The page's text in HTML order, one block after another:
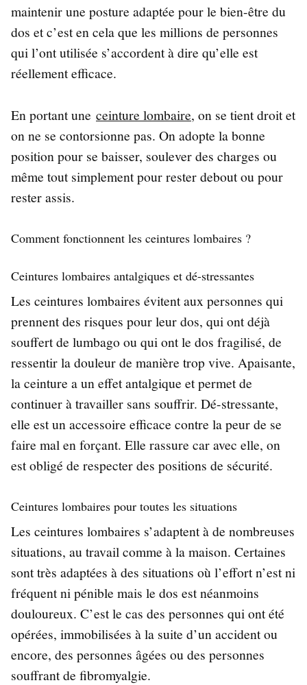
maintenir une posture adaptée pour le bien-être du
dos et c’est en cela que les millions de personnes
qui l’ont utilisée s’accordent à dire qu’elle est
réellement efficace.
En portant une ceinture lombaire, on se tient droit et
on ne se contorsionne pas. On adopte la bonne
position pour se baisser, soulever des charges ou
même tout simplement pour rester debout ou pour
rester assis.
Comment fonctionnent les ceintures lombaires ?
Ceintures lombaires antalgiques et dé-stressantes
Les ceintures lombaires évitent aux personnes qui
prennent des risques pour leur dos, qui ont déjà
souffert de lumbago ou qui ont le dos fragilisé, de
ressentir la douleur de manière trop vive. Apaisante,
la ceinture a un effet antalgique et permet de
continuer à travailler sans souffrir. Dé-stressante,
elle est un accessoire efficace contre la peur de se
faire mal en forçant. Elle rassure car avec elle, on
est obligé de respecter des positions de sécurité.
Ceintures lombaires pour toutes les situations
Les ceintures lombaires s’adaptent à de nombreuses
situations, au travail comme à la maison. Certaines
sont très adaptées à des situations où l’effort n’est ni
fréquent ni pénible mais le dos est néanmoins
douloureux. C’est le cas des personnes qui ont été
opérées, immobilisées à la suite d’un accident ou
encore, des personnes âgées ou des personnes
souffrant de fibromyalgie.